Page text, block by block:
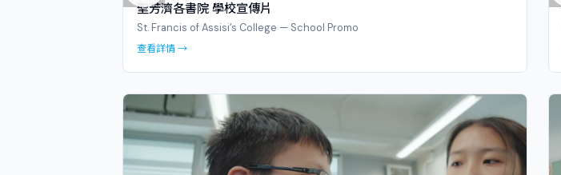
聖芳濟各書院 學校宣傳片
St. Francis of Assisi’s College — School Promo
查看詳情 →